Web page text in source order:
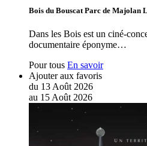
Bois du Bouscat Parc de Majolan
Dans les Bois est un ciné-
documentaire éponyme…
Pour tous En savoir
Ajouter aux favoris
du 13 Août 2026
au 15 Août 2026